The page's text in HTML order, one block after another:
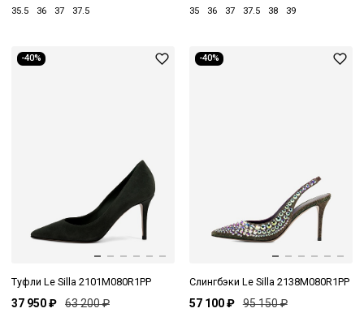
35.5 36 37 37.5 35 36 37 37.5 38 39
-40%
Туфли Le Silla 2101M080R1PP
37 950 ₽ 63 200 ₽
-40%
Слингбэки Le Silla 2138M080R1PP
57 100 ₽ 95 150 ₽